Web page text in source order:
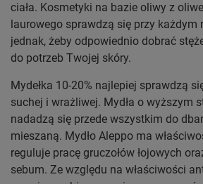
ciała. Kosmetyki na bazie oliwy z
laurowego sprawdzą się przy każdym
jednak, żeby odpowiednio dobrać
do potrzeb Twojej skóry.
Mydełka 10-20% najlepiej sprawdzą
suchej i wrażliwej. Mydła o wyższym
nadadzą się przede wszystkim do
mieszaną. Mydło Aleppo ma
reguluje pracę gruczołów łojowych
sebum. Ze względu na właściwości